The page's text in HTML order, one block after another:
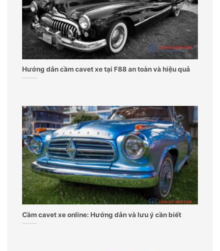
Hướng dẫn cầm cavet xe tại F88 an toàn và hiệu quả
Cầm cavet xe online: Hướng dẫn và lưu ý cần biết